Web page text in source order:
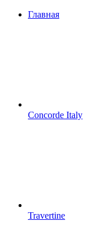
Главная
Concorde Italy
Travertine